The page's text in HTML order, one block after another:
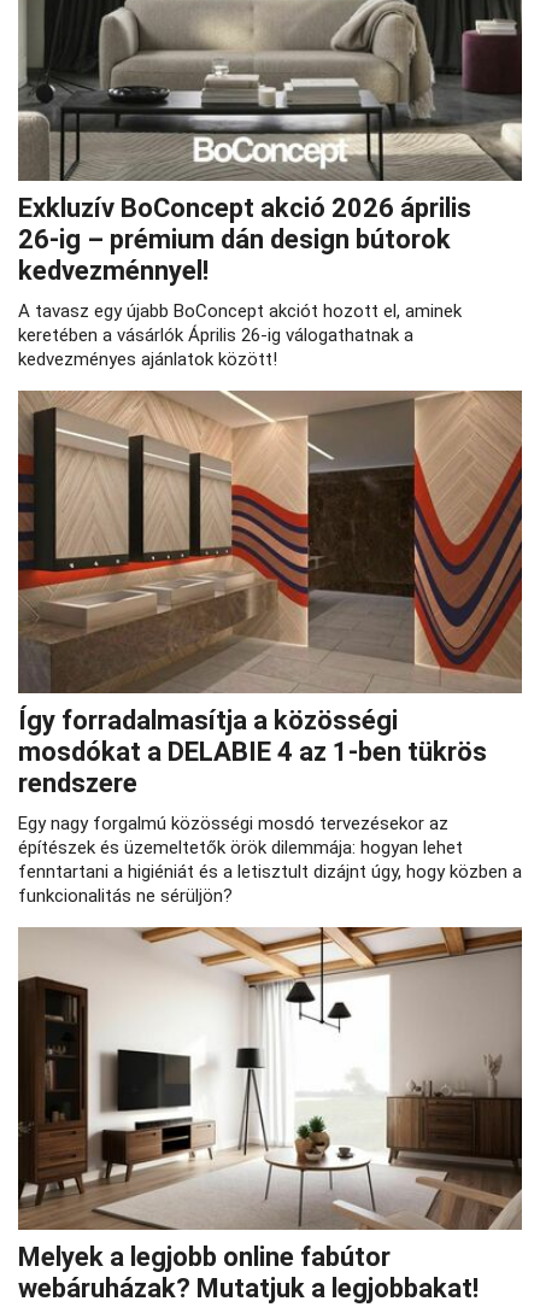
Exkluzív BoConcept akció 2026 április
26‑ig – prémium dán design bútorok
kedvezménnyel!
A tavasz egy újabb BoConcept akciót hozott el, aminek
keretében a vásárlók Április 26-ig válogathatnak a
kedvezményes ajánlatok között!
Így forradalmasítja a közösségi
mosdókat a DELABIE 4 az 1-ben tükrös
rendszere
Egy nagy forgalmú közösségi mosdó tervezésekor az
építészek és üzemeltetők örök dilemmája: hogyan lehet
fenntartani a higiéniát és a letisztult dizájnt úgy, hogy közben a
funkcionalitás ne sérüljön?
Melyek a legjobb online fabútor
webáruházak? Mutatjuk a legjobbakat!